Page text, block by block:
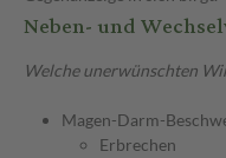
Neben- und
Welche unerwünschten
Magen-Darm-
Erbrechen